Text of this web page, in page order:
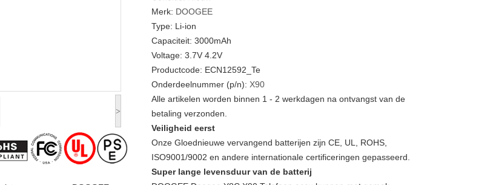
>
Merk: DOOGEE
Type: Li-ion
Capaciteit: 3000mAh
Voltage: 3.7V 4.2V
Productcode: ECN12592_Te
Onderdeelnummer (p/n): X90
Alle artikelen worden binnen 1 - 2 werkdagen na ontvangst van de
betaling verzonden.
Veiligheid eerst
Onze Gloednieuwe vervangend batterijen zijn CE, UL, ROHS,
ISO9001/9002 en andere internationale certificeringen gepasseerd.
Super lange levensduur van de batterij